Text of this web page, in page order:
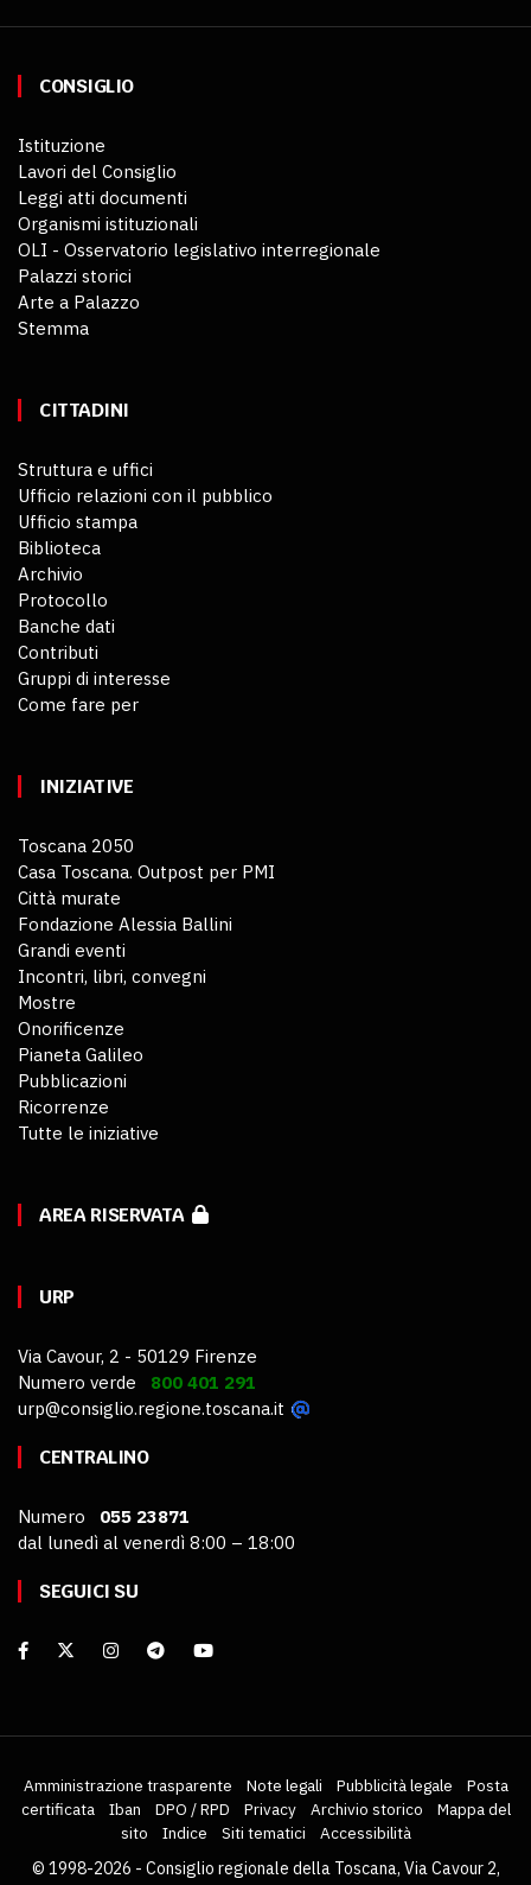
CONSIGLIO
Istituzione
Lavori del Consiglio
Leggi atti documenti
Organismi istituzionali
OLI - Osservatorio legislativo interregionale
Palazzi storici
Arte a Palazzo
Stemma
CITTADINI
Struttura e uffici
Ufficio relazioni con il pubblico
Ufficio stampa
Biblioteca
Archivio
Protocollo
Banche dati
Contributi
Gruppi di interesse
Come fare per
INIZIATIVE
Toscana 2050
Casa Toscana. Outpost per PMI
Città murate
Fondazione Alessia Ballini
Grandi eventi
Incontri, libri, convegni
Mostre
Onorificenze
Pianeta Galileo
Pubblicazioni
Ricorrenze
Tutte le iniziative
AREA RISERVATA
URP
Via Cavour, 2 - 50129 Firenze
Numero verde 800 401 291
urp@consiglio.regione.toscana.it
CENTRALINO
Numero 055 23871
dal lunedì al venerdì 8:00 – 18:00
SEGUICI SU
Amministrazione trasparente Note legali Pubblicità legale
Posta
certificata
Iban DPO / RPD Privacy Archivio storico
Mappa del
sito
Indice Siti tematici
Accessibilità
© 1998-2026 - Consiglio regionale della Toscana, Via Cavour 2,